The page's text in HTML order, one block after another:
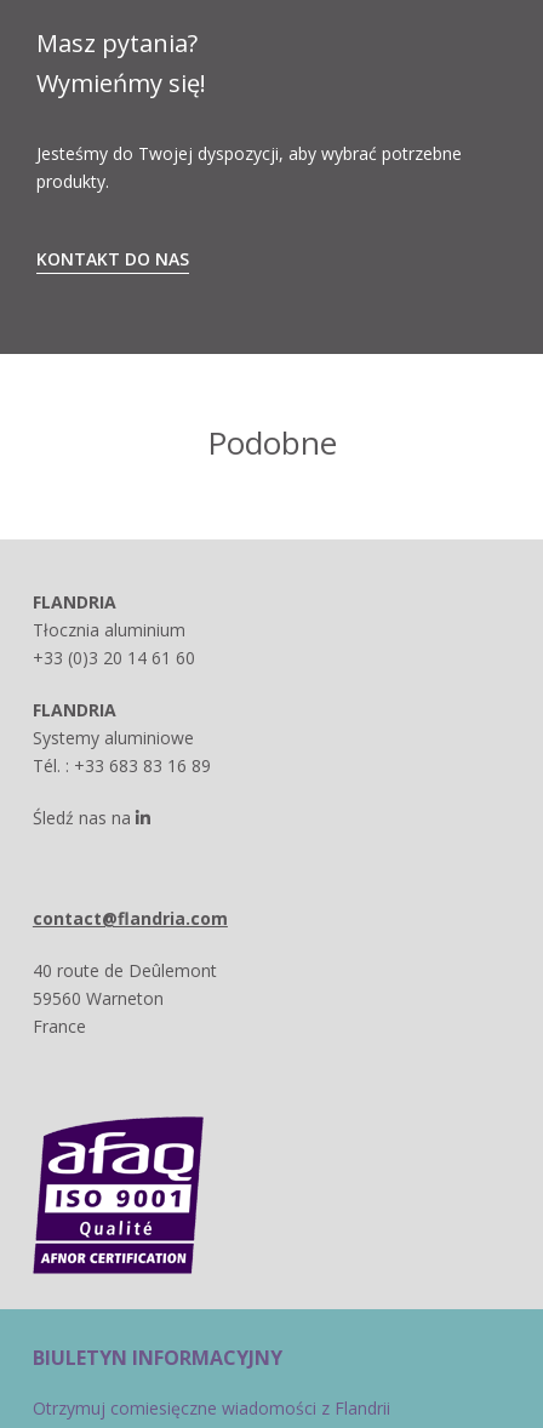
Masz pytania?
Wymieńmy się!
Jesteśmy do Twojej dyspozycji, aby wybrać potrzebne
produkty.
KONTAKT DO NAS
Podobne
FLANDRIA
Tłocznia aluminium
+33 (0)3 20 14 61 60
FLANDRIA
Systemy aluminiowe
Tél. : +33 683 83 16 89
Śledź nas na
contact@flandria.com
40 route de Deûlemont
59560 Warneton
France
BIULETYN INFORMACYJNY
Otrzymuj comiesięczne wiadomości z Flandrii